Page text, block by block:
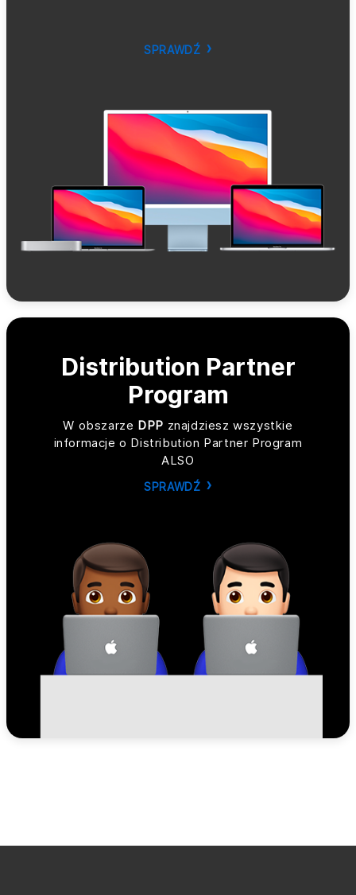
SPRAWDŹ
Distribution Partner
Program
W obszarze DPP znajdziesz wszystkie
informacje o Distribution Partner Program
ALSO
SPRAWDŹ